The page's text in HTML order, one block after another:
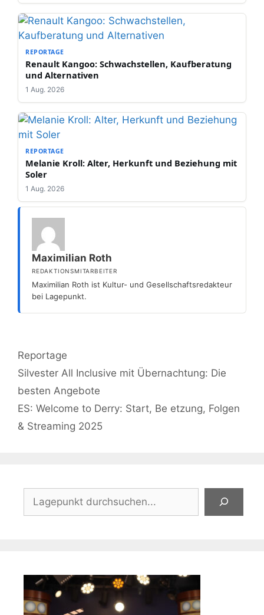
REPORTAGE
Renault Kangoo: Schwachstellen, Kaufberatung
und Alternativen
1 Aug. 2026
REPORTAGE
Melanie Kroll: Alter, Herkunft und Beziehung mit
Soler
1 Aug. 2026
Maximilian Roth
REDAKTIONSMITARBEITER
Maximilian Roth ist Kultur- und Gesellschaftsredakteur
bei Lagepunkt.
Kategorien
Reportage
Silvester All Inclusive mit Übernachtung: Die
besten Angebote
ES: Welcome to Derry: Start, Be etzung, Folgen
& Streaming 2025